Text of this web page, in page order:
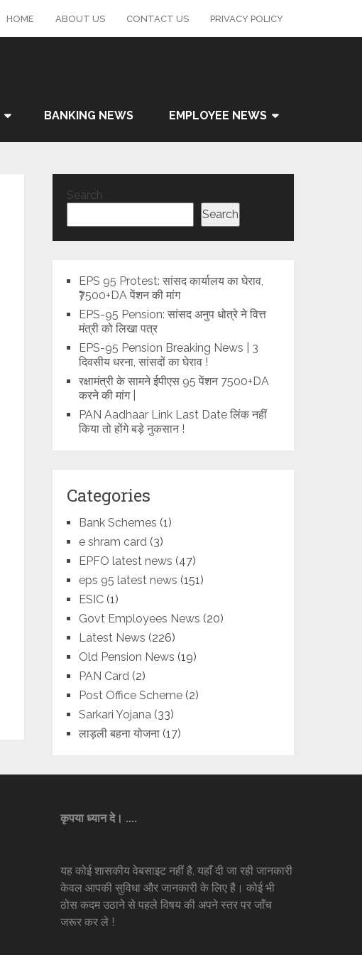
HOME ABOUT US CONTACT US PRIVACY POLICY
BANKING NEWS EMPLOYEE NEWS
Search
Search
EPS 95 Protest: सांसद कार्यालय का घेराव,
₹7500+DA पेंशन की मांग
EPS-95 Pension: सांसद अनुप धोत्रे ने वित्त
मंत्री को लिखा पत्र
EPS-95 Pension Breaking News | 3
दिवसीय धरना, सांसदों का घेराव !
रक्षामंत्री के सामने ईपीएस 95 पेंशन 7500+DA
करने की मांग |
PAN Aadhaar Link Last Date लिंक नहीं
किया तो होंगे बड़े नुकसान !
Categories
Bank Schemes (1)
e shram card (3)
EPFO latest news (47)
eps 95 latest news (151)
ESIC (1)
Govt Employees News (20)
Latest News (226)
Old Pension News (19)
PAN Card (2)
Post Office Scheme (2)
Sarkari Yojana (33)
लाड़ली बहना योजना (17)
कृपया ध्यान दे। ....
यह कोई शासकीय वेबसाइट नहीं है, यहाँ दी जा रही जानकारी
केवल आपकी सुविधा और जानकारी के लिए है। कोई भी
ठोस कदम उठाने से पहले विषय की अपने स्तर पर जाँच
जरूर कर ले !